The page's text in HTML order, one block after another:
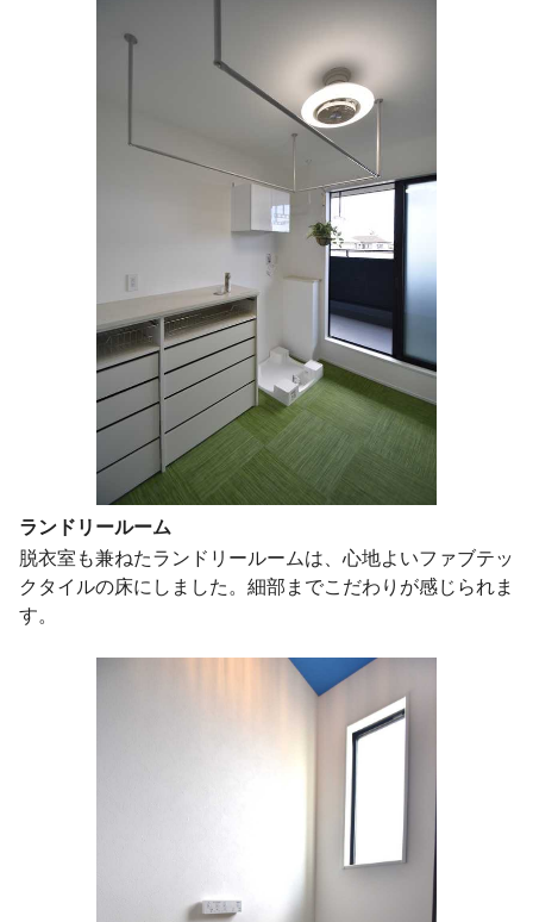
ランドリールーム
脱衣室も兼ねたランドリールームは、心地よいファブテッ
クタイルの床にしました。細部までこだわりが感じられま
す。